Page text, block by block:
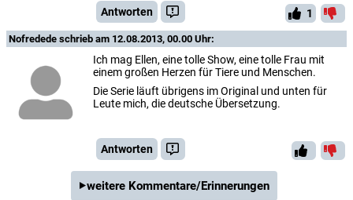
Antworten
1
Nofredede schrieb am 12.08.2013, 00.00 Uhr:
Ich mag Ellen, eine tolle Show, eine tolle Frau mit
einem großen Herzen für Tiere und Menschen.
Die Serie läuft übrigens im Original und unten für
Leute mich, die deutsche Übersetzung.
Antworten
weitere Kommentare/Erinnerungen